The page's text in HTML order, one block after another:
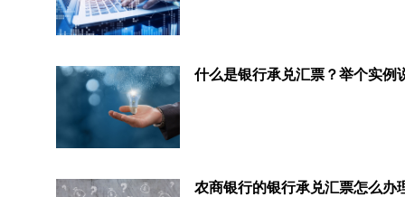
农商银行的银行承兑汇票怎么办